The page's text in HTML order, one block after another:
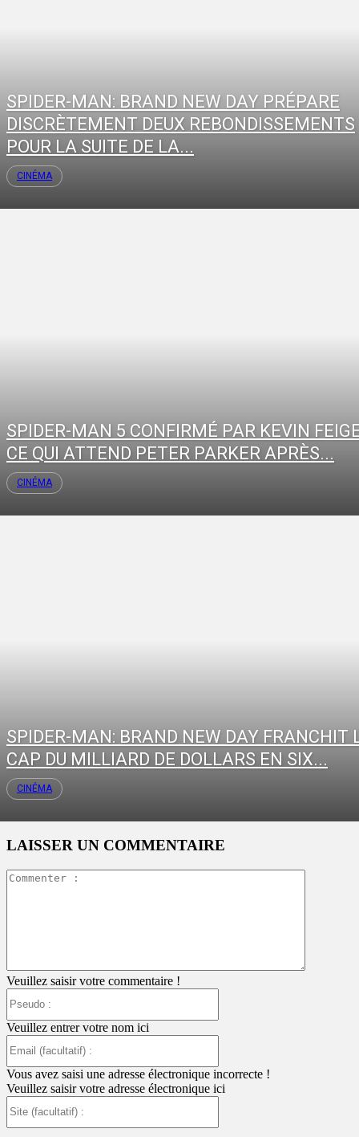
SPIDER-MAN: BRAND NEW DAY PRÉPARE
DISCRÈTEMENT DEUX REBONDISSEMENTS
POUR LA SUITE DE LA...
CINÉMA
SPIDER-MAN 5 CONFIRMÉ PAR KEVIN
CE QUI ATTEND PETER PARKER APRÈS...
CINÉMA
SPIDER-MAN: BRAND NEW DAY FRANCHIT
CAP DU MILLIARD DE DOLLARS EN SIX...
CINÉMA
LAISSER UN COMMENTAIRE
Veuillez saisir votre commentaire !
Veuillez entrer votre nom ici
:
Vous avez saisi une adresse électronique incorrecte !
Veuillez saisir votre adresse électronique ici
: